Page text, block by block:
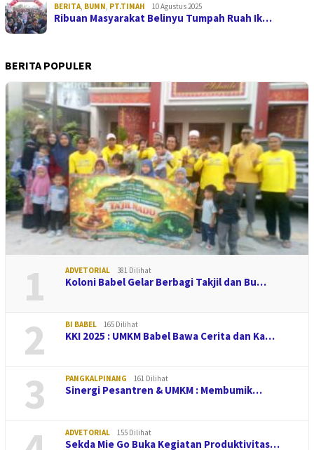
BERITA, BUMN, PT.TIMAH 10 Agustus 2025
Ribuan Masyarakat Belinyu Tumpah Ruah Ik…
BERITA POPULER
1 ADVETORIAL 381 Dilihat
Koloni Babel Gelar Berbagi Takjil dan Bu…
2 BI BABEL 165 Dilihat
KKI 2025 : UMKM Babel Bawa Cerita dan Ka…
3 PANGKALPINANG 161 Dilihat
Sinergi Pesantren & UMKM : Membumik…
ADVETORIAL 155 Dilihat
Sekda Mie Go Buka Kegiatan Produktivitas…